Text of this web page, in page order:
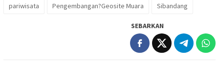
pariwisata Pengembangan?Geosite Muara Sibandang
SEBARKAN